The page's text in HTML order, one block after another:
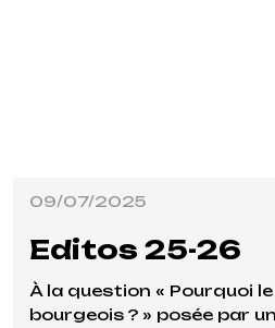
09/07/2025
Editos 25-26
À la question « Pourquoi
bourgeois ? » posée par